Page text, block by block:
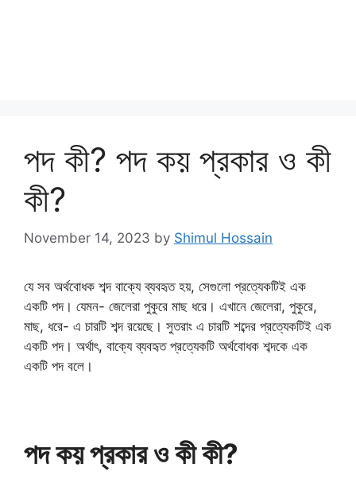
পদ কী? পদ কয় প্রকার ও কী
কী?
November 14, 2023 by Shimul Hossain
যে সব অর্থবোধক শব্দ বাক্যে ব্যবহৃত হয়, সেগুলো প্রত্যেকটিই এক
একটি পদ। যেমন- জেলেরা পুকুরে মাছ ধরে। এখানে জেলেরা, পুকুরে,
মাছ, ধরে- এ চারটি শব্দ রয়েছে। সুতরাং এ চারটি শব্দের প্রত্যেকটিই এক
একটি পদ। অর্থাৎ, বাক্যে ব্যবহৃত প্রত্যেকটি অর্থবোধক শব্দকে এক
একটি পদ বলে।
পদ কয় প্রকার ও কী কী?